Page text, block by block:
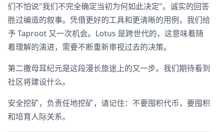
们不怕说"我们不完全确定当初为何如此决定"。诚实的回答
胜过编造的叙事。凭借更好的工具和更清晰的用例，我们给
予 Taproot 又一次机会。Lotus 是跨世代的，这意味着随
着理解的演进，需要不断重新审视过去的决策。
第二撒母耳纪元是这段漫长旅途上的又一步。我们期待看到
社区将建设什么。
安全挖矿，负责任地挖矿，请记住：不要囤积代币，要囤积
和培育人际关系。